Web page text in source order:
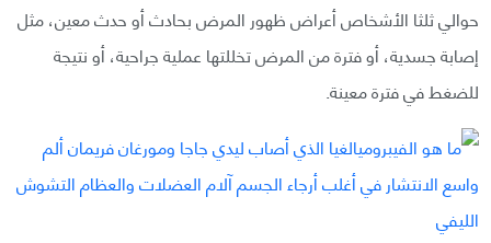
حوالي ثلثا الأشخاص أعراض ظهور المرض بحادث أو حدث معين، مثل
إصابة جسدية، أو فترة من المرض تخللتها عملية جراحية، أو نتيجة
للضغط في فترة معينة.